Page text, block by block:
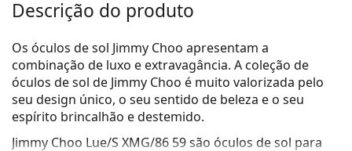
Descrição do produto
Os óculos de sol Jimmy Choo apresentam a
combinação de luxo e extravagância. A coleção de
óculos de sol de Jimmy Choo é muito valorizada pelo
seu design único, o seu sentido de beleza e o seu
espírito brincalhão e destemido.
Jimmy Choo Lue/S XMG/86 59são óculos de sol para